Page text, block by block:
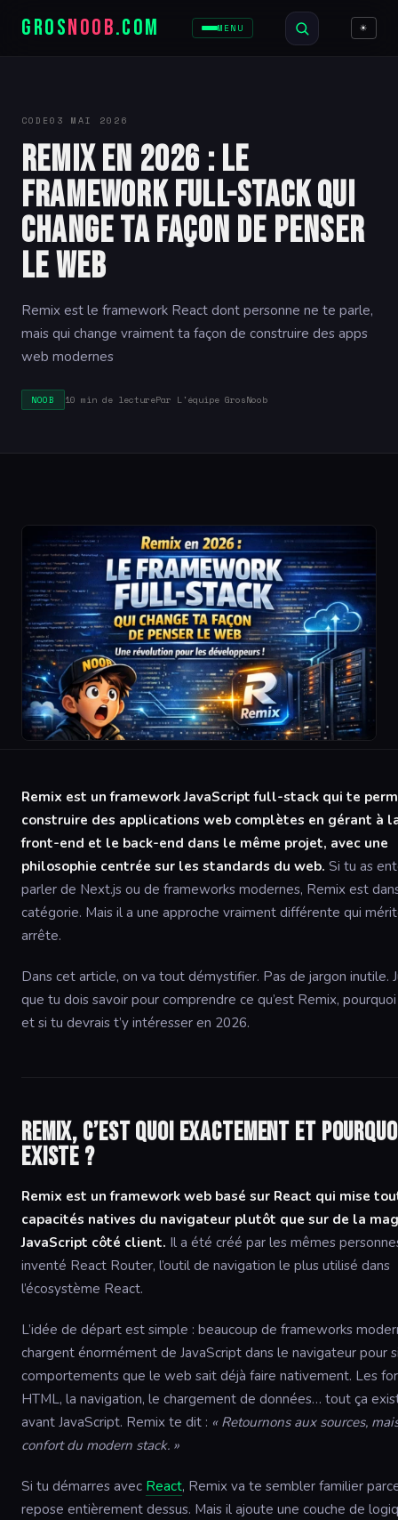
GROSNOOB.COM MENU ☀
CODE03 MAI 2026
Remix en 2026 : le
framework full-stack qui
change ta façon de penser
le web
Remix est le framework React dont personne ne te parle,
mais qui change vraiment ta façon de construire des apps
web modernes
NOOB 10 min de lecturePar L'équipe GrosNoob
Remix est un framework JavaScript full-stack qui te
construire des applications web complètes en gérant à
front-end et le back-end dans le même projet, avec une
philosophie centrée sur les standards du web. Si tu as
parler de Next.js ou de frameworks modernes, Remix est
catégorie. Mais il a une approche vraiment différente qui
arrête.
Dans cet article, on va tout démystifier. Pas de jargon inutile.
que tu dois savoir pour comprendre ce qu’est Remix,
et si tu devrais t’y intéresser en 2026.
Remix, c’est quoi exactement et
existe ?
Remix est un framework web basé sur React qui mise
capacités natives du navigateur plutôt que sur de la
JavaScript côté client. Il a été créé par les mêmes
inventé React Router, l’outil de navigation le plus utilisé dans
l’écosystème React.
L’idée de départ est simple : beaucoup de frameworks
chargent énormément de JavaScript dans le navigateur pour
comportements que le web sait déjà faire nativement. Les
HTML, la navigation, le chargement de données… tout ça
avant JavaScript. Remix te dit : « Retournons aux sources,
confort du modern stack. »
Si tu démarres avec React, Remix va te sembler familier
repose entièrement dessus. Mais il ajoute une couche de